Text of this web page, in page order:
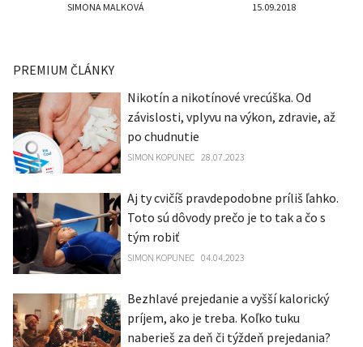
SIMONA MALKOVÁ 15.09.2018
PREMIUM ČLÁNKY
Nikotín a nikotínové vrecúška. Od
závislosti, vplyvu na výkon, zdravie, až
po chudnutie
SIMON KOPUNEC 28.07.2023
Aj ty cvičíš pravdepodobne príliš ľahko.
Toto sú dôvody prečo je to tak a čo s
tým robiť
SIMON KOPUNEC 04.04.2023
Bezhlavé prejedanie a vyšší kalorický
príjem, ako je treba. Koľko tuku
naberieš za deň či týždeň prejedania?